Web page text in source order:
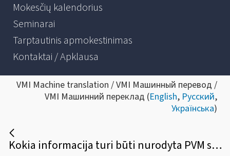
Mokesčių kalendorius
Seminarai
Tarptautinis apmokestinimas
Kontaktai / Apklausa
VMI Machine translation / VMI Машинный перевод /
VMI Машинний переклад (English, Русский,
Українська)
Kokia informacija turi būti nurodyta PVM sąskaitoje faktūroje, išrašytoje užsienio įmonei, veikiančiai per Lietuvoje įkurtą filialą (padalinį)?